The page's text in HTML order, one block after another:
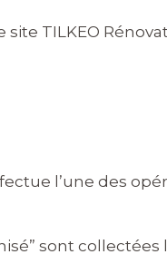
site TILKEO
l’une des
sont